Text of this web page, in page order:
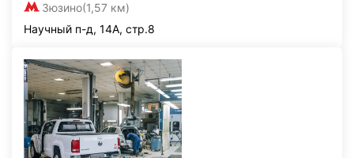
Зюзино(1,57 км)
Научный п-д, 14А, стр.8